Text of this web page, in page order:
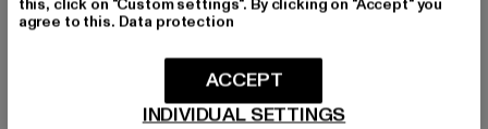
Dr.-Robert-Murjahn-Straße 7 | 64372 Ober-Ramstadt |
agree to this. Data protection
INDIVIDUAL SETTINGS
ACCEPT